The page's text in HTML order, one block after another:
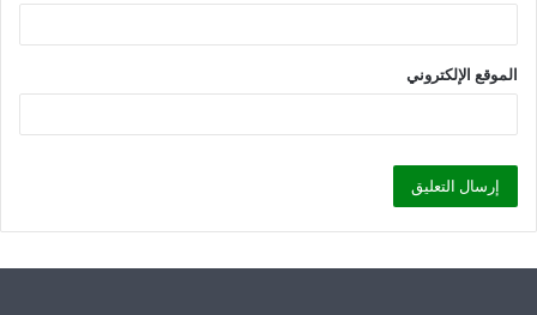
الموقع الإلكتروني